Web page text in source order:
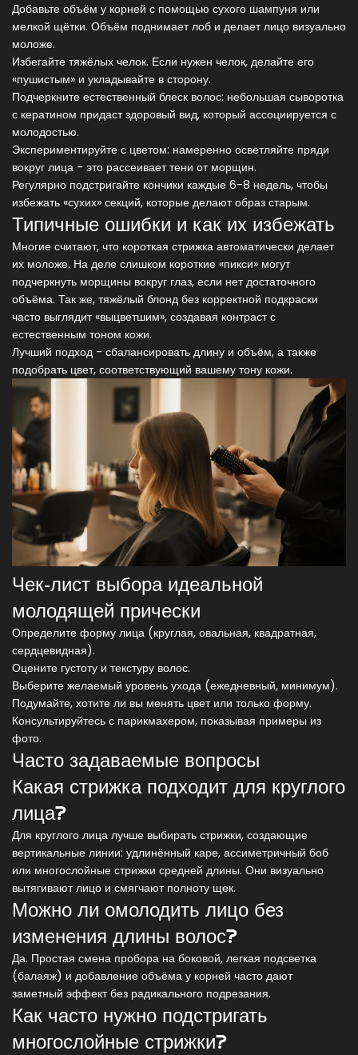
Добавьте объём у корней с помощью сухого шампуня или
мелкой щётки. Объём поднимает лоб и делает лицо визуально
моложе.
Избегайте тяжёлых челок. Если нужен челок, делайте его
«пушистым» и укладывайте в сторону.
Подчеркните естественный блеск волос: небольшая сыворотка
с кератином придаст здоровый вид, который ассоциируется с
молодостью.
Экспериментируйте с цветом: намеренно осветляйте пряди
вокруг лица - это рассеивает тени от морщин.
Регулярно подстригайте кончики каждые 6-8 недель, чтобы
избежать «сухих» секций, которые делают образ старым.
Типичные ошибки и как их избежать
Многие считают, что короткая стрижка автоматически делает
их моложе. На деле слишком короткие «пикси» могут
подчеркнуть морщины вокруг глаз, если нет достаточного
объёма. Так же, тяжёлый блонд без корректной подкраски
часто выглядит «выцветшим», создавая контраст с
естественным тоном кожи.
Лучший подход - сбалансировать длину и объём, а также
подобрать цвет, соответствующий вашему тону кожи.
Чек‑лист выбора идеальной
молодящей прически
Определите форму лица (круглая, овальная, квадратная,
сердцевидная).
Оцените густоту и текстуру волос.
Выберите желаемый уровень ухода (ежедневный, минимум).
Подумайте, хотите ли вы менять цвет или только форму.
Консультируйтесь с парикмахером, показывая примеры из
фото.
Часто задаваемые вопросы
Какая стрижка подходит для круглого
лица?
Для круглого лица лучше выбирать стрижки, создающие
вертикальные линии: удлинённый каре, ассиметричный боб
или многослойные стрижки средней длины. Они визуально
вытягивают лицо и смягчают полноту щек.
Можно ли омолодить лицо без
изменения длины волос?
Да. Простая смена пробора на боковой, легкая подсветка
(балаяж) и добавление объёма у корней часто дают
заметный эффект без радикального подрезания.
Как часто нужно подстригать
многослойные стрижки?